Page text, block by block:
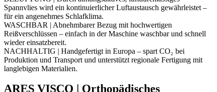
Spannvlies wird ein kontinuierlicher Luftaustausch gewährleistet –
für ein angenehmes Schlafklima.
WASCHBAR | Abnehmbarer Bezug mit hochwertigen
Reißverschlüssen – einfach in der Maschine waschbar und schnell
wieder einsatzbereit.
NACHHALTIG | Handgefertigt in Europa – spart CO₂ bei
Produktion und Transport und unterstützt regionale Fertigung mit
langlebigen Materialien.
ARES VISCO | Orthopädisches